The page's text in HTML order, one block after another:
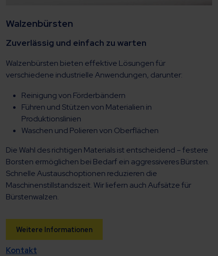
Walzenbürsten
Zuverlässig und einfach zu warten
Walzenbürsten bieten effektive Lösungen für
verschiedene industrielle Anwendungen, darunter:
Reinigung von Förderbändern
Führen und Stützen von Materialien in
Produktionslinien
Waschen und Polieren von Oberflächen
Die Wahl des richtigen Materials ist entscheidend – festere
Borsten ermöglichen bei Bedarf ein aggressiveres Bürsten.
Schnelle Austauschoptionen reduzieren die
Maschinenstillstandszeit. Wir liefern auch Aufsätze für
Bürstenwalzen.
Weitere Informationen
Kontakt